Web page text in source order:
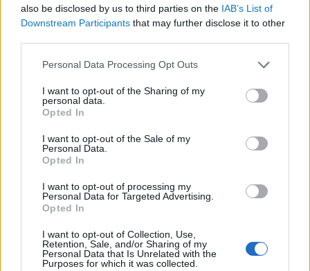
also be disclosed by us to third parties on the IAB’s List of
Downstream Participants that may further disclose it to other
Please note that this website/app uses one or more Google
not limited to your visit or usage behaviour. You may click to
grant or deny consent to Google and its third-party tags to
use your data for below specified purposes in below Google
consent section.
Personal Data Processing Opt Outs
I want to opt-out of the Sharing of my
personal data.
Opted In
I want to opt-out of the Sale of my
Personal Data.
Opted In
I want to opt-out of processing my
Personal Data for Targeted Advertising.
Opted In
I want to opt-out of Collection, Use,
Retention, Sale, and/or Sharing of my
Personal Data that Is Unrelated with the
Purposes for which it was collected.
200 nyelvre képes
fordítóprogramon dolgozik
Zuckerberg
BY:KOVÁCS G. JUDIT2022. OKT 03.
fordításra alkalmas a Meta új mesterséges
intelligenciája (MI), amit Mark Zuckerberg, a
Facebook-tulajdonosa és csapata tervezett. Miután